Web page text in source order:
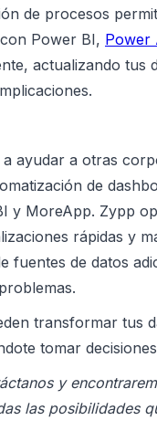
de procesos
Power BI, Power
actualizando tus
ayudar a otras
de
y MoreApp. Zypp
rápidas y
fuentes de datos
transformar tus
tomar
y
las posibilidades